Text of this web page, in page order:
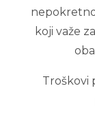
koji važe
Troškovi